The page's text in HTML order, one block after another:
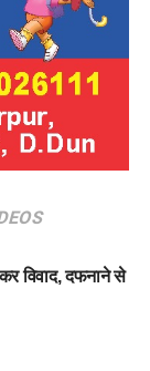
विवाद, दफनाने से